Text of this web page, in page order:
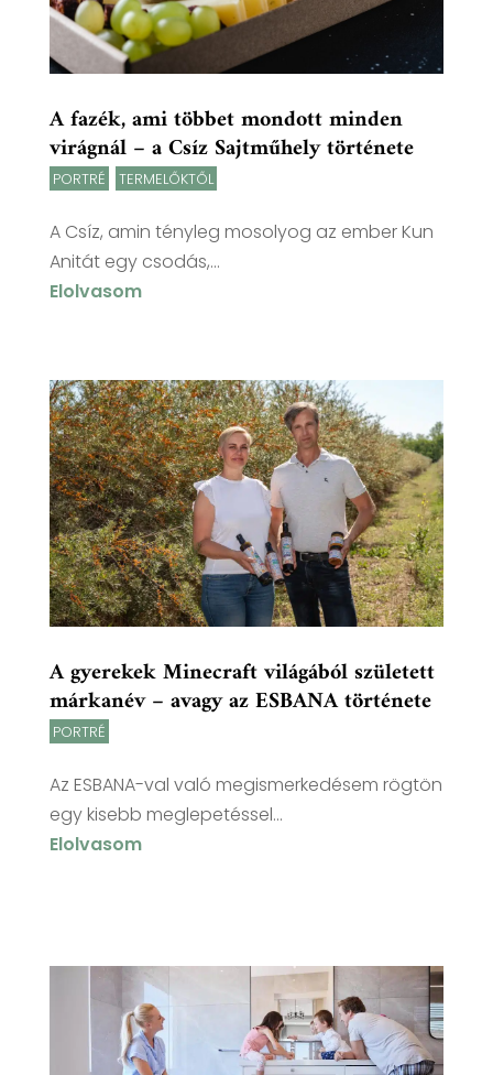
A fazék, ami többet mondott minden
virágnál – a Csíz Sajtműhely története
PORTRÉ TERMELŐKTŐL
A Csíz, amin tényleg mosolyog az ember Kun
Anitát egy csodás,...
Elolvasom
A gyerekek Minecraft világából született
márkanév – avagy az ESBANA története
PORTRÉ
Az ESBANA-val való megismerkedésem rögtön
egy kisebb meglepetéssel...
Elolvasom